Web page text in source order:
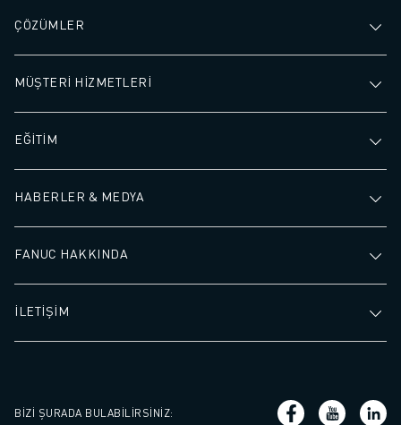
ÇÖZÜMLER
MÜŞTERİ HİZMETLERİ
EĞİTİM
HABERLER & MEDYA
FANUC HAKKINDA
İLETİŞİM
BIZI ŞURADA BULABILIRSINIZ: